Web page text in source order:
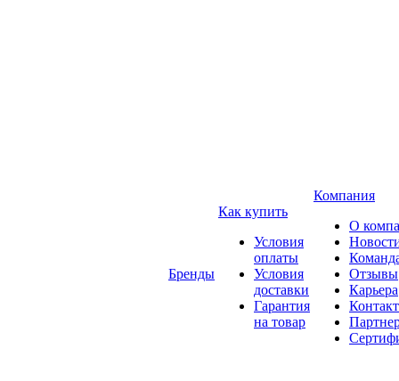
Бренды
Как купить
Условия
оплаты
Условия
доставки
Гарантия
на товар
Компания
О
Отзывы
Карьера